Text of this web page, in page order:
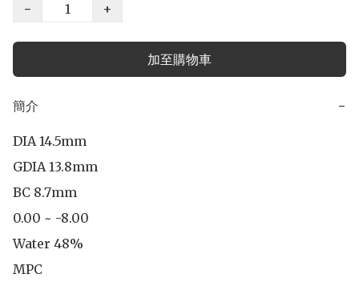
−
+
加至購物車
簡介 −
DIA 14.5mm
GDIA 13.8mm
BC 8.7mm
0.00 ~ -8.00
Water 48%
MPC